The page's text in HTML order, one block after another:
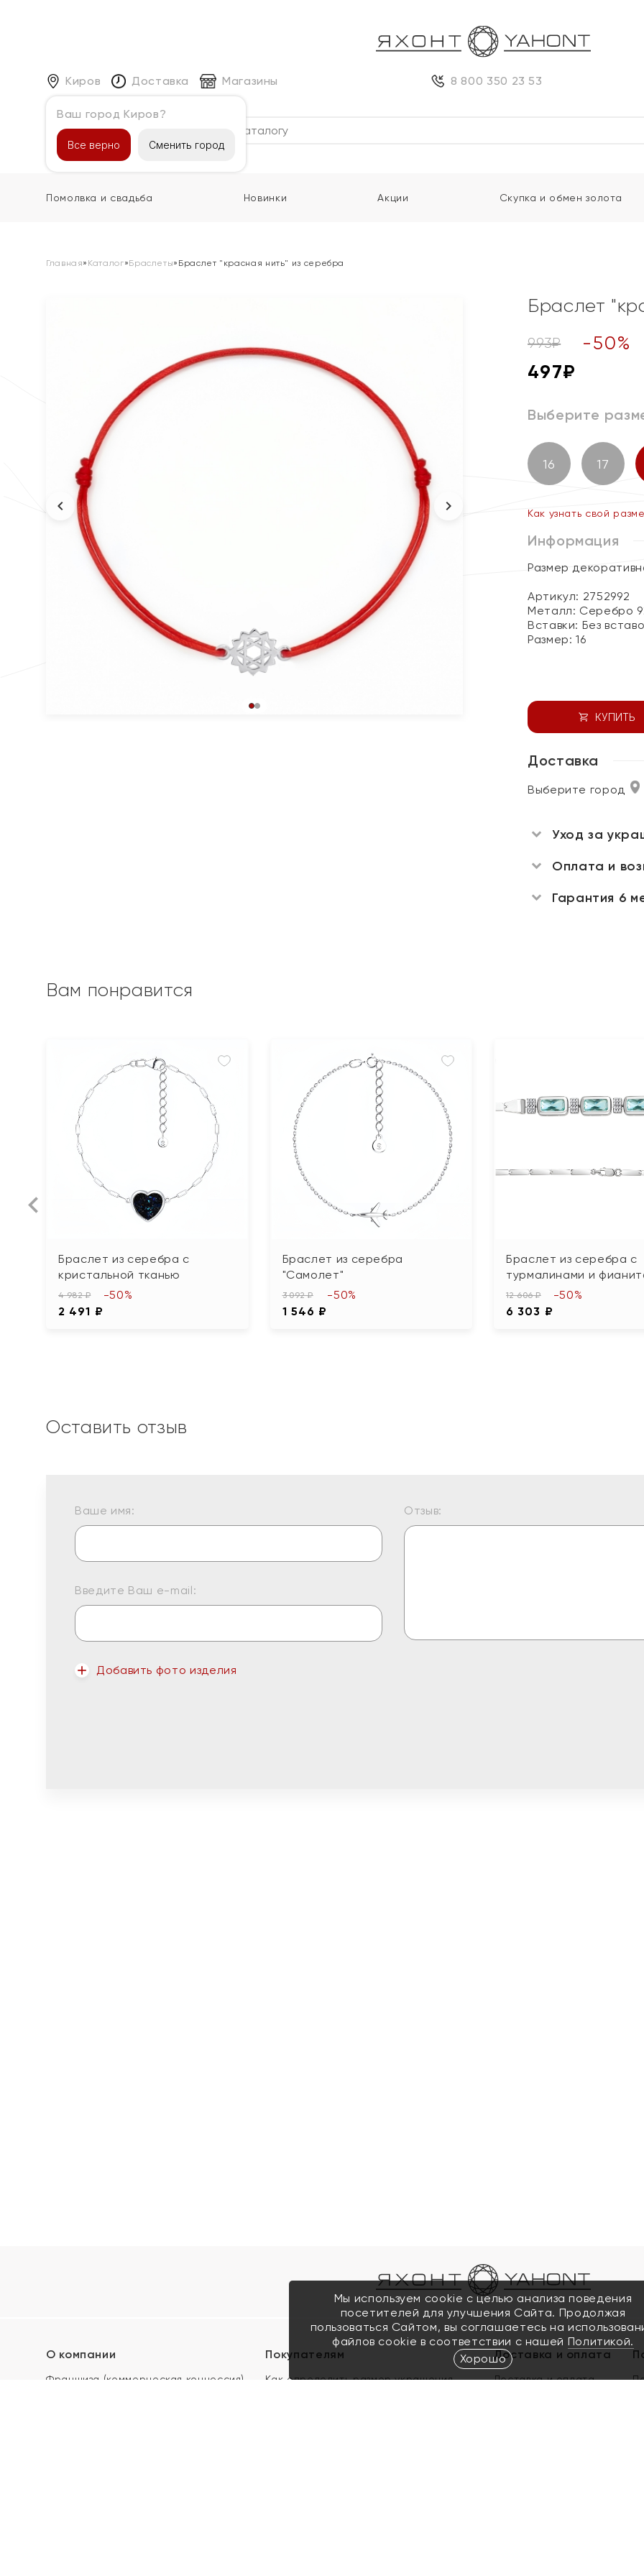
Киров
Ваш город Киров?
Все верно Сменить город
Доставка Магазины 8 800 350 23 53
Каталог
Помолвка и свадьба Новинки Акции Скупка и обмен золота
Главная» Каталог»Браслеты» Браслет "красная нить" из серебра
Браслет
993₽ -50%
497₽
Выберите
16 17
Как узнать свой
Информация
Размер
Артикул: 2752992
Металл: Серебро
Вставки: Без
Размер:16
КУПИТЬ
Доставка
Выберите город
Уход за
Оплата и
Гарантия 6
Вам понравится
Браслет из серебра с
кристальной тканью
4 982 ₽
2 491 ₽
-50%
Браслет из серебра
"Самолет"
3 092 ₽
1 546 ₽
-50%
Браслет из серебра с
турмалинами и
12 606 ₽
6 303 ₽
-50%
Оставить отзыв
Ваше имя:
Введите Ваш e-mail:
Добавить фото изделия
Отзыв:
О компании
Франшиза (коммерческая концессия)
Покупателям
Как определить размер украшения
Доставка и оплата
Доставка и оплата
Мы используем cookie с целью анализа поведения
посетителей для улучшения Сайта. Продолжая
пользоваться Сайтом, вы соглашаетесь на
файлов cookie в соответствии с нашей Политикой.
Хорошо